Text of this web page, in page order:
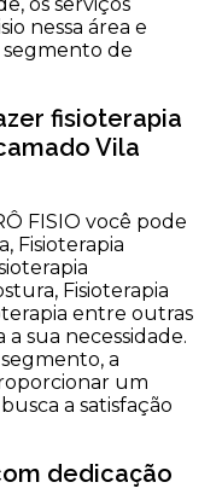
nessa área e
segmento de
fisioterapia
Vila
FISIO você pode
Fisioterapia
Fisioterapia
entre outras
sua necessidade.
a
um
a satisfação
dedicação